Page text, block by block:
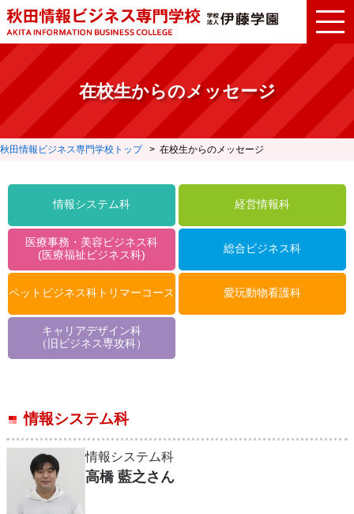
在校生からのメッセージ
秋田情報ビジネス専門学校トップ 在校生からのメッセージ
情報システム科 経営情報科
医療事務・美容ビジネス科
(医療福祉ビジネス科)
総合ビジネス科
ペットビジネス科トリマーコース 愛玩動物看護科
キャリアデザイン科
（旧ビジネス専攻科）
情報システム科
情報システム科
高橋 藍之さん